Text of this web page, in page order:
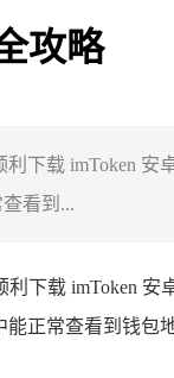
攻略
下载 imToken 安
看到...
下载 imToken 安
正常查看到钱包